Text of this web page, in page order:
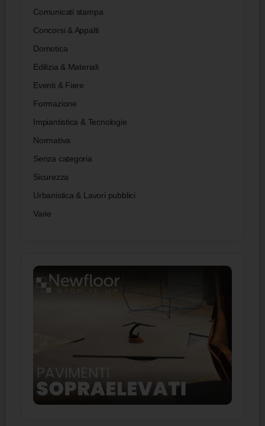
Comunicati stampa
Concorsi & Appalti
Domotica
Edilizia & Materiali
Eventi & Fiere
Formazione
Impiantistica & Tecnologie
Normativa
Senza categoria
Sicurezza
Urbanistica & Lavori pubblici
Varie